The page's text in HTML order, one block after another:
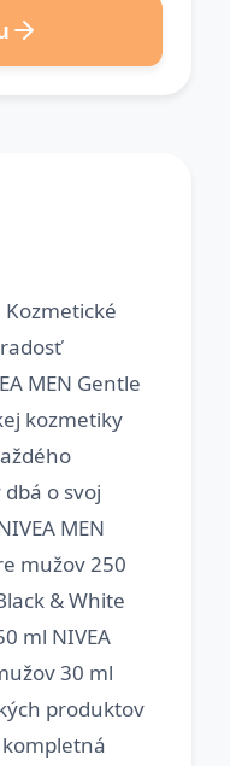
Kozmetické
MEN Gentle
kozmetiky
o svoj
MEN
mužov 250
& White
ml NIVEA
30 ml
produktov